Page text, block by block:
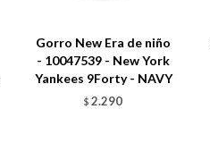
Gorro New Era de niño
- 10047539 - New York
Yankees 9Forty - NAVY
$ 2.290